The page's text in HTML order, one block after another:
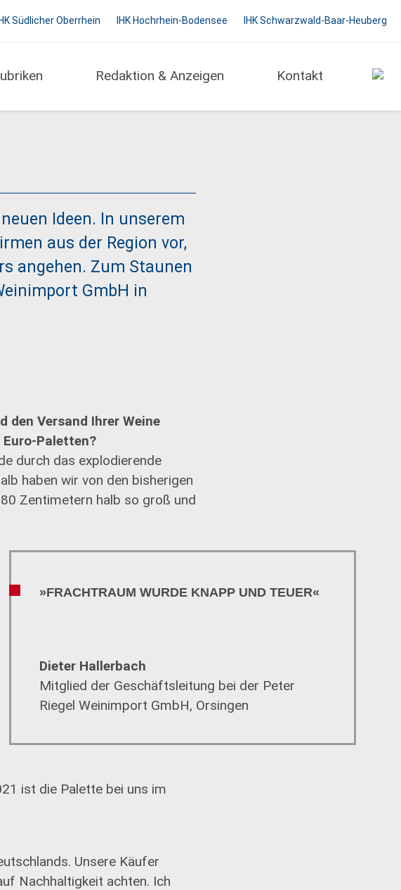
IHK Südlicher Oberrhein IHK Hochrhein-Bodensee IHK Schwarzwald-Baar-Heuberg
Redaktion & Anzeigen Kontakt
Ideen. In unserem
aus der Region vor,
angehen. Zum Staunen
GmbH in
den Versand Ihrer Weine
Paletten?
durch das explodierende
haben wir von den bisherigen
Zentimetern halb so groß und
»FRACHTRAUM WURDE KNAPP UND TEUER«
Dieter Hallerbach
Mitglied der Geschäftsleitung bei der Peter
Riegel Weinimport GmbH, Orsingen
ist die Palette bei uns im
Unsere Käufer
Nachhaltigkeit achten. Ich